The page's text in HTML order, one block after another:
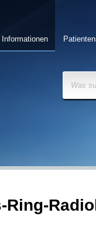
Informationen
Was
Ring-